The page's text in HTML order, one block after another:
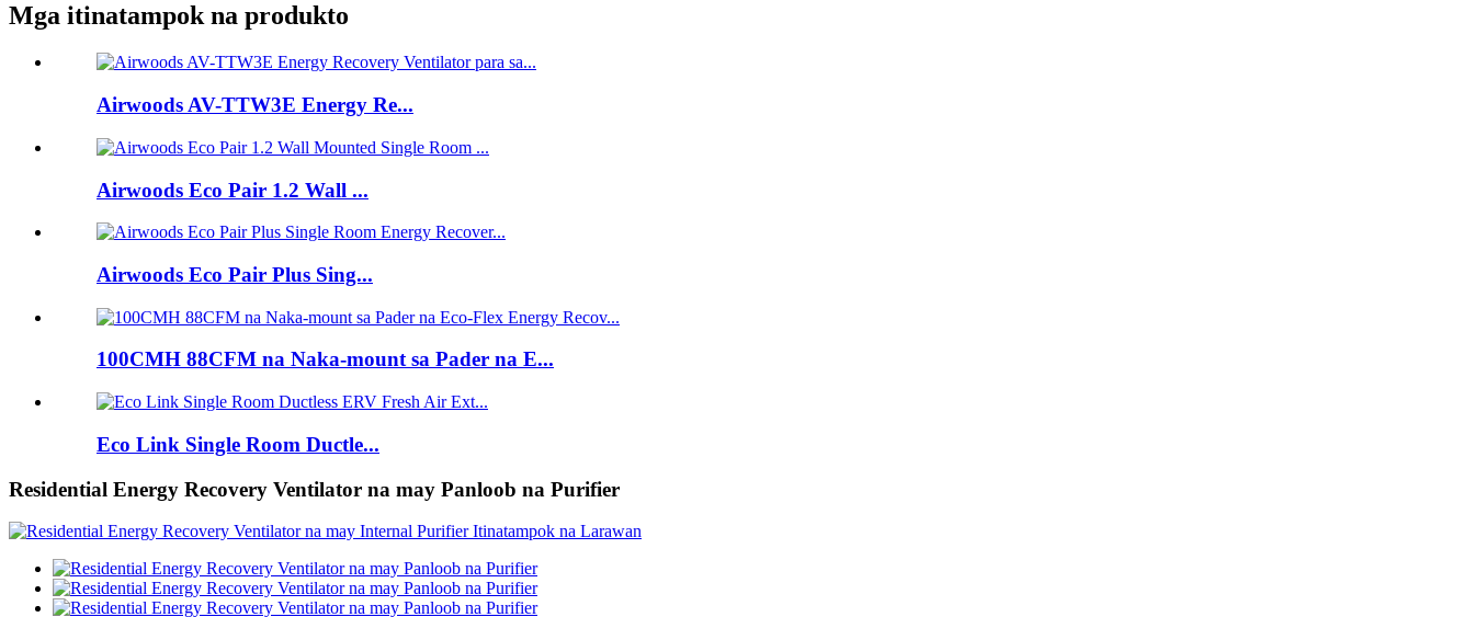
Mga itinatampok na produkto
Airwoods AV-TTW3E Energy Re...
Airwoods Eco Pair 1.2 Wall ...
Airwoods Eco Pair Plus Sing...
100CMH 88CFM na Naka-mount sa Pader na E...
Eco Link Single Room Ductle...
Residential Energy Recovery Ventilator na may Panloob na Purifier